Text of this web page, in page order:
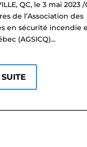
QC, le 3 mai 2023
de l’Association des
en sécurité incendie
(AGSICQ)...